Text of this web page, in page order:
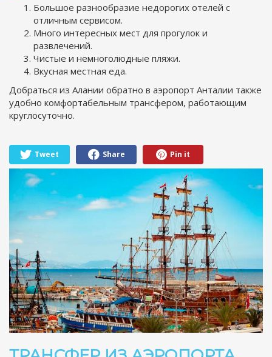
Большое разнообразие недорогих отелей с
отличным сервисом.
Много интересных мест для прогулок и
развлечений.
Чистые и немноголюдные пляжи.
Вкусная местная еда.
Добраться из Алании обратно в аэропорт Анталии также
удобно комфортабельным трансфером, работающим
круглосуточно.
Tweet Share Pin it